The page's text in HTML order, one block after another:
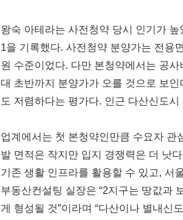
왕숙 아테라는 사전청약 당시 인기가
1을 기록했다. 사전청약 분양가는 전용
원 수준이었다. 다만 본청약에서는 공
대 초반까지 분양가가 오를 것으로 보
도 저렴하다는 평가다. 인근 다산신도
업계에서는 첫 본청약인만큼 수요자 관
발 면적은 작지만 입지 경쟁력은 더 낫
기존 생활 인프라를 활용할 수 있고, 서
부동산컨설팅 실장은 “2지구는 땅값과
게 형성될 것”이라며 “다산이나 별내신